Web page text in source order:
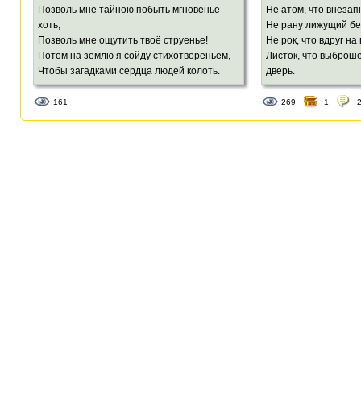
А Земля подвоха с нетерпеньем ждёт…
Но отшелушился лик прекрасный Феба,
Лоб блеснул покатый, округлился рот!..
А теперь, родная, что угодно требуй,
Ведь мы сможем встретить следующий год!
Позволь мне тайною побыть мгновенье
хоть,
Позволь мне ощутить твоё струенье!
Потом на землю я сойду стихотвореньем,
Чтобы загадками сердца людей колоть.
Меня переведут на языки,
161
Не атом, что
Не рану лижущий
Не рок, что вдруг
Листок, что
дверь.
Прости, что рук
269 1 2